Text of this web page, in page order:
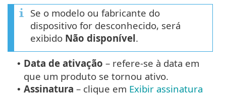
Se o modelo ou fabricante do
dispositivo for desconhecido, será
exibido Não disponível.
• Data de ativação – refere-se à data em
que um produto se tornou ativo.
• Assinatura – clique em Exibir assinatura